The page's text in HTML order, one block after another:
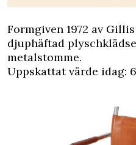
Formgiven 1972 av
djuphäftad
metalstomme.
Uppskattat värde idag: